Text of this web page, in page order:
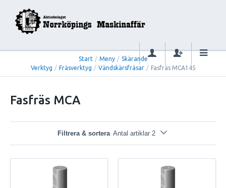
Start / Meny / Skärande
Verktyg / Fräsverktyg / Vändskärsfräsar / Fasfräs MCA145
Fasfräs MCA
Filtrera & sortera Antal artiklar 2